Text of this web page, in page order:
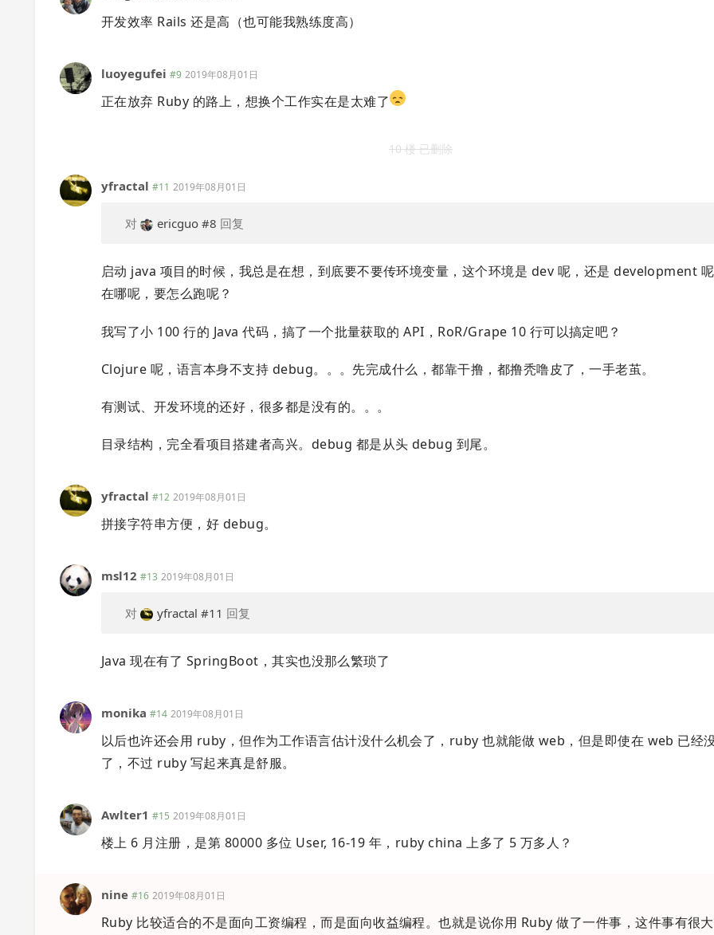
开发效率 Rails 还是高（也可能我熟练度高）
luoyegufei #9 2019年08月01日
正在放弃 Ruby 的路上，想换个工作实在是太难了
10 楼 已删除
yfractal #11 2019年08月01日
对 ericguo #8 回复
启动 java 项目的时候，我总是在想，到底要不要传环境变量，这个环境是 dev 呢，还是 development
在哪呢，要怎么跑呢？
我写了小 100 行的 Java 代码，搞了一个批量获取的 API，RoR/Grape 10 行可以搞定吧？
Clojure 呢，语言本身不支持 debug。。。先完成什么，都靠干撸，都撸秃噜皮了，一手老茧。
有测试、开发环境的还好，很多都是没有的。。。
目录结构，完全看项目搭建者高兴。debug 都是从头 debug 到尾。
yfractal #12 2019年08月01日
拼接字符串方便，好 debug。
msl12 #13 2019年08月01日
对 yfractal #11 回复
Java 现在有了 SpringBoot，其实也没那么繁琐了
monika #14 2019年08月01日
以后也许还会用 ruby，但作为工作语言估计没什么机会了，ruby 也就能做 web，但是即使在 web 已经
了，不过 ruby 写起来真是舒服。
Awlter1 #15 2019年08月01日
楼上 6 月注册，是第 80000 多位 User, 16-19 年，ruby china 上多了 5 万多人？
nine #16 2019年08月01日
Ruby 比较适合的不是面向工资编程，而是面向收益编程。也就是说你用 Ruby 做了一件事，这件事有很